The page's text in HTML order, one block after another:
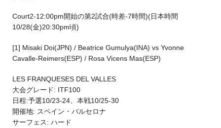
Court2-12:00pm開始の第2試合(時差-7時間)(日本時間
10/28(金)20:30pm頃)
[1] Misaki Doi(JPN) / Beatrice Gumulya(INA) vs Yvonne
Cavalle-Reimers(ESP) / Rosa Vicens Mas(ESP)
LES FRANQUESES DEL VALLES
大会グレード: ITF100
日程:予選10/23-24、本戦10/25-30
開催地: スペイン・バルセロナ
サーフェス: ハード